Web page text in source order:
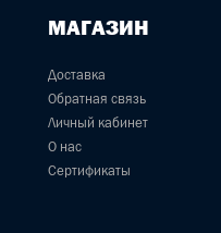
МАГАЗИН
Доставка
Обратная связь
Личный кабинет
О нас
Сертификаты